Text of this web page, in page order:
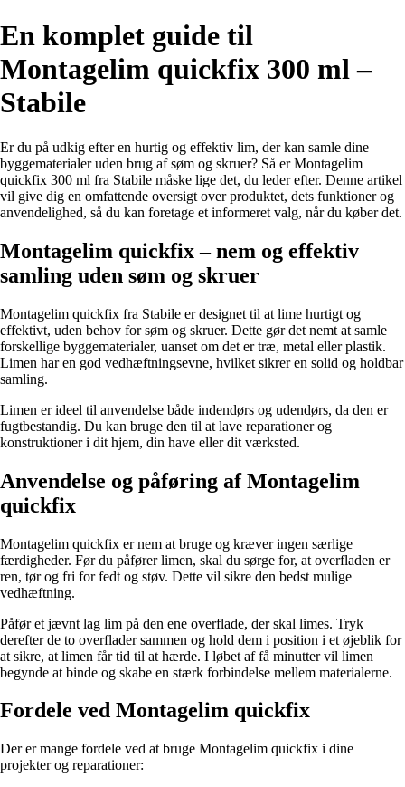
En komplet guide til
Montagelim quickfix 300 ml –
Stabile
Er du på udkig efter en hurtig og effektiv lim, der kan samle dine
byggematerialer uden brug af søm og skruer? Så er Montagelim
quickfix 300 ml fra Stabile måske lige det, du leder efter. Denne artikel
vil give dig en omfattende oversigt over produktet, dets funktioner og
anvendelighed, så du kan foretage et informeret valg, når du køber det.
Montagelim quickfix – nem og effektiv
samling uden søm og skruer
Montagelim quickfix fra Stabile er designet til at lime hurtigt og
effektivt, uden behov for søm og skruer. Dette gør det nemt at samle
forskellige byggematerialer, uanset om det er træ, metal eller plastik.
Limen har en god vedhæftningsevne, hvilket sikrer en solid og holdbar
samling.
Limen er ideel til anvendelse både indendørs og udendørs, da den er
fugtbestandig. Du kan bruge den til at lave reparationer og
konstruktioner i dit hjem, din have eller dit værksted.
Anvendelse og påføring af Montagelim
quickfix
Montagelim quickfix er nem at bruge og kræver ingen særlige
færdigheder. Før du påfører limen, skal du sørge for, at overfladen er
ren, tør og fri for fedt og støv. Dette vil sikre den bedst mulige
vedhæftning.
Påfør et jævnt lag lim på den ene overflade, der skal limes. Tryk
derefter de to overflader sammen og hold dem i position i et øjeblik for
at sikre, at limen får tid til at hærde. I løbet af få minutter vil limen
begynde at binde og skabe en stærk forbindelse mellem materialerne.
Fordele ved Montagelim quickfix
Der er mange fordele ved at bruge Montagelim quickfix i dine
projekter og reparationer: